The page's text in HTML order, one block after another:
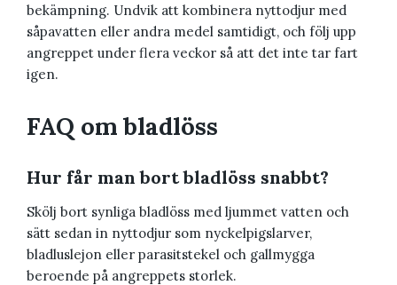
bekämpning. Undvik att kombinera nyttodjur med
såpavatten eller andra medel samtidigt, och följ upp
angreppet under flera veckor så att det inte tar fart
igen.
FAQ om bladlöss
Hur får man bort bladlöss snabbt?
Skölj bort synliga bladlöss med ljummet vatten och
sätt sedan in nyttodjur som nyckelpigslarver,
bladluslejon eller parasitstekel och gallmygga
beroende på angreppets storlek.